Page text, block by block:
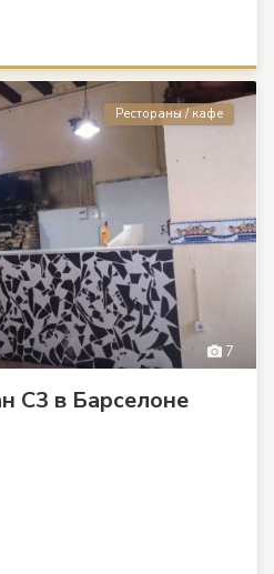
7
Рестораны / кафе
C3 в Барселоне